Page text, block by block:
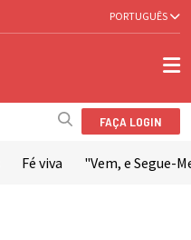
PORTUGUÊS
FAÇA LOGIN
Fé viva "Vem, e Segue-